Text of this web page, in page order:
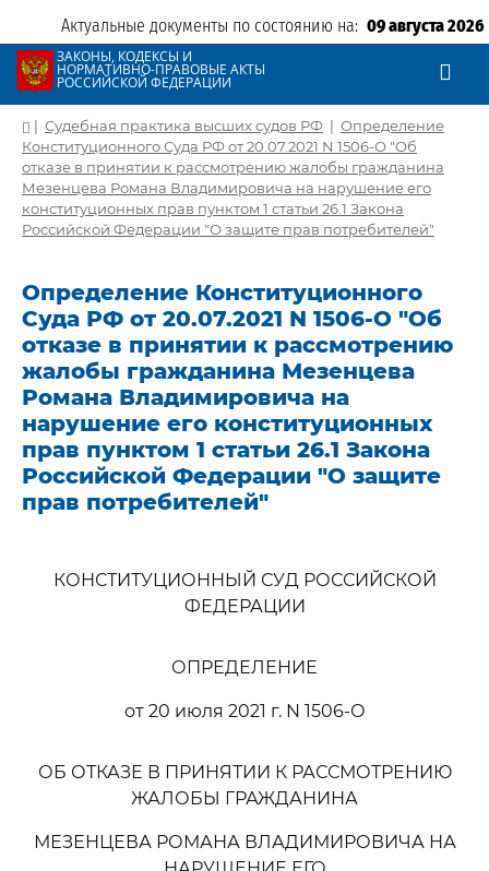
Актуальные документы по состоянию на: 09 августа 2026
ЗАКОНЫ, КОДЕКСЫ И
НОРМАТИВНО-ПРАВОВЫЕ АКТЫ
РОССИЙСКОЙ ФЕДЕРАЦИИ
| Судебная практика высших судов РФ | Определение
Конституционного Суда РФ от 20.07.2021 N 1506-О "Об
отказе в принятии к рассмотрению жалобы гражданина
Мезенцева Романа Владимировича на нарушение его
конституционных прав пунктом 1 статьи 26.1 Закона
Российской Федерации "О защите прав потребителей"
Определение Конституционного
Суда РФ от 20.07.2021 N 1506-О "Об
отказе в принятии к рассмотрению
жалобы гражданина Мезенцева
Романа Владимировича на
нарушение его конституционных
прав пунктом 1 статьи 26.1 Закона
Российской Федерации "О защите
прав потребителей"
КОНСТИТУЦИОННЫЙ СУД РОССИЙСКОЙ
ФЕДЕРАЦИИ
ОПРЕДЕЛЕНИЕ
от 20 июля 2021 г. N 1506-О
ОБ ОТКАЗЕ В ПРИНЯТИИ К РАССМОТРЕНИЮ
ЖАЛОБЫ ГРАЖДАНИНА
МЕЗЕНЦЕВА РОМАНА ВЛАДИМИРОВИЧА НА